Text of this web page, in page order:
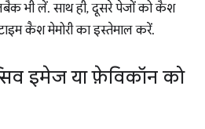
भी लें. साथ ही, दूसरे पेजों को कैश
कैश मेमोरी का इस्तेमाल करें.
इमेज या फ़ेविकॉन को